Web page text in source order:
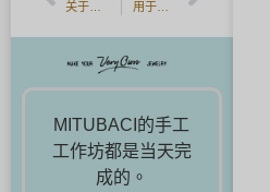
MITUBACI的手工
工作坊都是当天完
成的。